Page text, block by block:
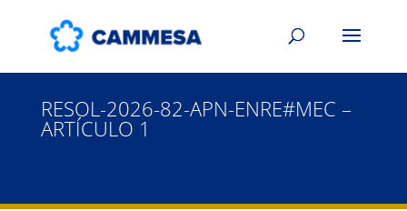
RESOL-2026-82-APN-ENRE#MEC –
ARTÍCULO 1